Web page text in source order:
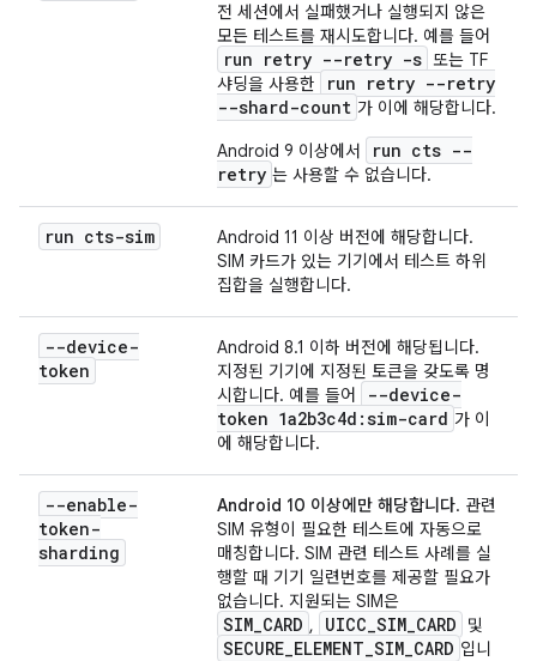
전 세션에서 실패했거나 실행되지 않은
모든 테스트를 재시도합니다. 예를 들어
run retry --retry -s 또는 TF
샤딩을 사용한
run retry --retry
--shard-count 가 이에 해당합니다.
Android 9 이상에서
run cts --
retry 는 사용할 수 없습니다.
run cts-sim
Android 11 이상 버전에 해당합니다.
SIM 카드가 있는 기기에서 테스트 하위
집합을 실행합니다.
--device-
token
Android 8.1 이하 버전에 해당됩니다.
지정된 기기에 지정된 토큰을 갖도록 명
시합니다. 예를 들어
--device-
token 1a2b3c4d:sim-card 가 이
에 해당합니다.
--enable-
token-
sharding
Android 10 이상에만 해당합니다. 관련
SIM 유형이 필요한 테스트에 자동으로
매칭합니다. SIM 관련 테스트 사례를 실
행할 때 기기 일련번호를 제공할 필요가
없습니다. 지원되는 SIM은
SIM_CARD , UICC_SIM_CARD 및
SECURE_ELEMENT_SIM_CARD 입니